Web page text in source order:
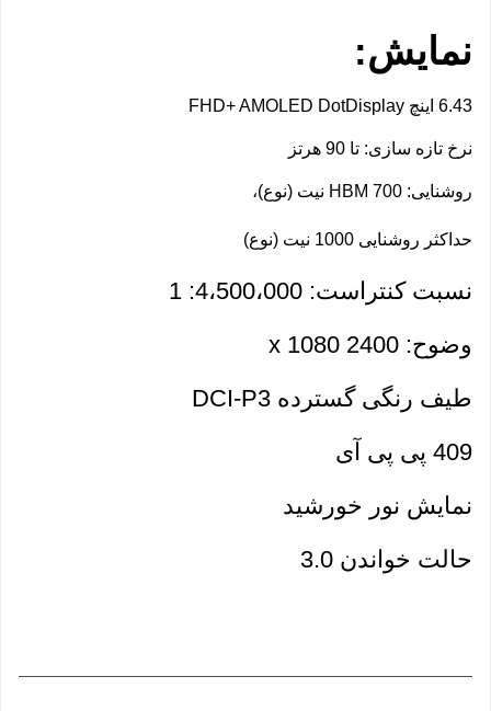
نمایش:
6.43 اینچ FHD+ AMOLED DotDisplay
نرخ تازه سازی: تا 90 هرتز
روشنایی: HBM 700 نیت (نوع)،
حداکثر روشنایی 1000 نیت (نوع)
نسبت کنتراست: 4،500،000: 1
وضوح: 2400 x 1080
طیف رنگی گسترده DCI-P3
409 پی پی آی
نمایش نور خورشید
حالت خواندن 3.0